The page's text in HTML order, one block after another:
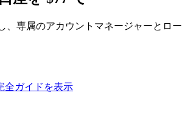
専属のアカウントマネージャーとロ
全ガイドを表示